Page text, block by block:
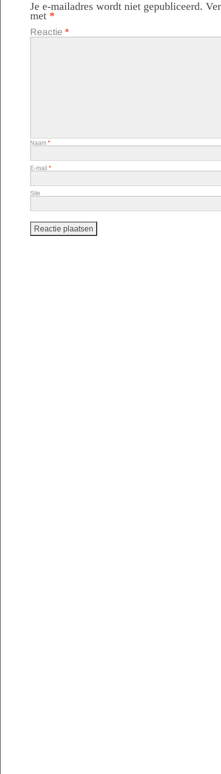
Je e-mailadres wordt niet gepubliceerd.
met *
Reactie *
Naam *
E-mail *
Site